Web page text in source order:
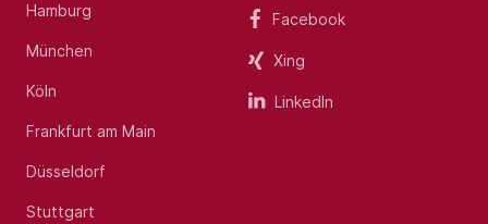
Hamburg
München
Köln
Frankfurt am Main
Düsseldorf
Stuttgart
Facebook
Xing
LinkedIn